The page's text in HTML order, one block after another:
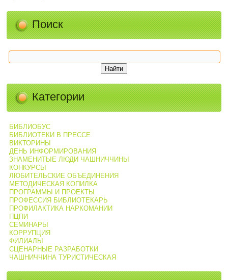
Поиск
Категории
БИБЛИОБУС
БИБЛИОТЕКИ В ПРЕССЕ
ВИКТОРИНЫ
ДЕНЬ ИНФОРМИРОВАНИЯ
ЗНАМЕНИТЫЕ ЛЮДИ ЧАШНИЧЧИНЫ
КОНКУРСЫ
ЛЮБИТЕЛЬСКИЕ ОБЪЕДИНЕНИЯ
МЕТОДИЧЕСКАЯ КОПИЛКА
ПРОГРАММЫ И ПРОЕКТЫ
ПРОФЕССИЯ БИБЛИОТЕКАРЬ
ПРОФИЛАКТИКА НАРКОМАНИИ
ПЦПИ
СЕМИНАРЫ
КОРРУПЦИЯ
ФИЛИАЛЫ
СЦЕНАРНЫЕ РАЗРАБОТКИ
ЧАШНИЧЧИНА ТУРИСТИЧЕСКАЯ